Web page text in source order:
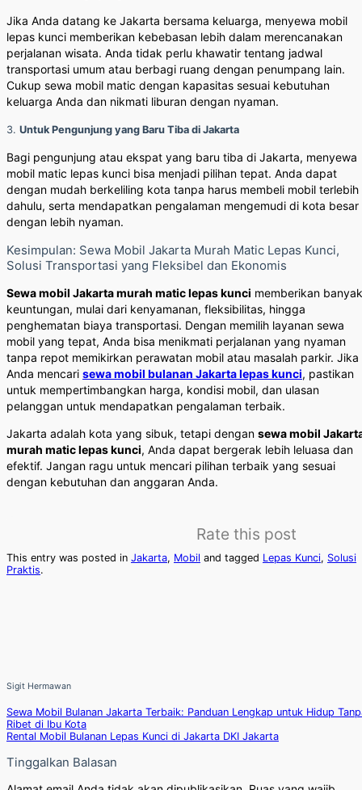
Jika Anda datang ke Jakarta bersama keluarga, menyewa mobil
lepas kunci memberikan kebebasan lebih dalam merencanakan
perjalanan wisata. Anda tidak perlu khawatir tentang jadwal
transportasi umum atau berbagi ruang dengan penumpang lain.
Cukup sewa mobil matic dengan kapasitas sesuai kebutuhan
keluarga Anda dan nikmati liburan dengan nyaman.
3. Untuk Pengunjung yang Baru Tiba di Jakarta
Bagi pengunjung atau ekspat yang baru tiba di Jakarta, menyewa
mobil matic lepas kunci bisa menjadi pilihan tepat. Anda dapat
dengan mudah berkeliling kota tanpa harus membeli mobil terlebih
dahulu, serta mendapatkan pengalaman mengemudi di kota besar
dengan lebih nyaman.
Kesimpulan: Sewa Mobil Jakarta Murah Matic Lepas Kunci,
Solusi Transportasi yang Fleksibel dan Ekonomis
Sewa mobil Jakarta murah matic lepas kunci memberikan banyak
keuntungan, mulai dari kenyamanan, fleksibilitas, hingga
penghematan biaya transportasi. Dengan memilih layanan sewa
mobil yang tepat, Anda bisa menikmati perjalanan yang nyaman
tanpa repot memikirkan perawatan mobil atau masalah parkir. Jika
Anda mencari sewa mobil bulanan Jakarta lepas kunci, pastikan
untuk mempertimbangkan harga, kondisi mobil, dan ulasan
pelanggan untuk mendapatkan pengalaman terbaik.
Jakarta adalah kota yang sibuk, tetapi dengan sewa mobil
murah matic lepas kunci, Anda dapat bergerak lebih leluasa dan
efektif. Jangan ragu untuk mencari pilihan terbaik yang sesuai
dengan kebutuhan dan anggaran Anda.
Rate this post
This entry was posted in Jakarta, Mobil and tagged Lepas Kunci, Solusi
Praktis.
Sigit Hermawan
Sewa Mobil Bulanan Jakarta Terbaik: Panduan Lengkap untuk Hidup
Ribet di Ibu Kota
Rental Mobil Bulanan Lepas Kunci di Jakarta DKI Jakarta
Tinggalkan Balasan